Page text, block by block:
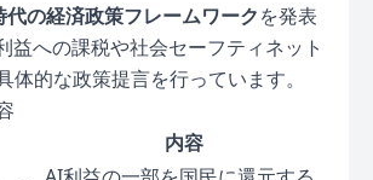
の経済政策フレームワークを発表
益への課税や社会セーフティネット
体的な政策提言を行っています。
内容